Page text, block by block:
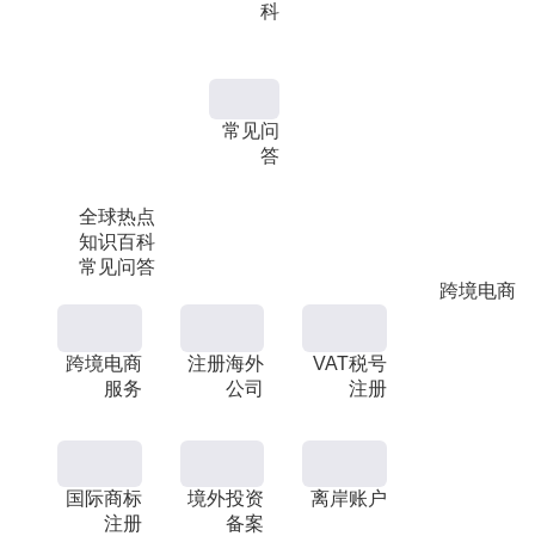
全球热点
知识百科
常见问答
科
常见问
答
跨境电商
跨境电商
服务
注册海外
公司
VAT税号
注册
国际商标
注册
境外投资
备案
离岸账户